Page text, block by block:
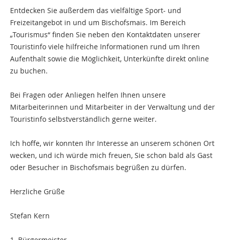
Entdecken Sie außerdem das vielfältige Sport- und
Freizeitangebot in und um Bischofsmais. Im Bereich
„Tourismus“ finden Sie neben den Kontaktdaten unserer
Touristinfo viele hilfreiche Informationen rund um Ihren
Aufenthalt sowie die Möglichkeit, Unterkünfte direkt online
zu buchen.
Bei Fragen oder Anliegen helfen Ihnen unsere
Mitarbeiterinnen und Mitarbeiter in der Verwaltung und der
Touristinfo selbstverständlich gerne weiter.
Ich hoffe, wir konnten Ihr Interesse an unserem schönen Ort
wecken, und ich würde mich freuen, Sie schon bald als Gast
oder Besucher in Bischofsmais begrüßen zu dürfen.
Herzliche Grüße
Stefan Kern